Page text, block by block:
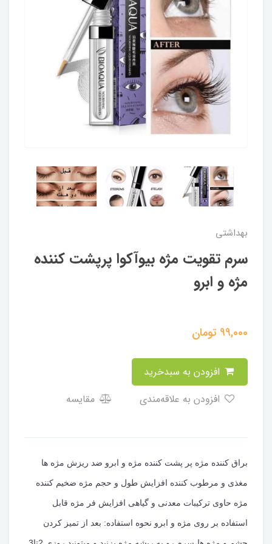
بهداشتی
سرم تقویت مژه بیوآکوا پرپشت کننده
مژه و ابرو
99,000 تومان
مقایسه
براق کننده مژه پر پشت کننده مژه و ابرو ضد ریزش مژه ها
مغذی و مرطوب کننده افزایش طول و حجم مژه ضخیم کننده
مژه حاوی ترکیبات معدنی و گیاهی افزایش فر مژه قابل
استفاده بر روی مژه و ابرو نحوه استفاده: بعد از تمیز کردن